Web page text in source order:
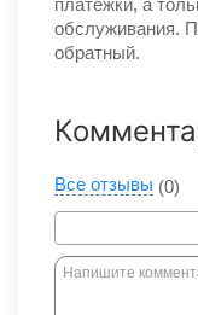
платежки, а
обслуживания.
обратный.
Все отзывы (0)